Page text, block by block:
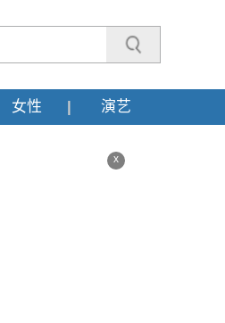
女性 演艺
x